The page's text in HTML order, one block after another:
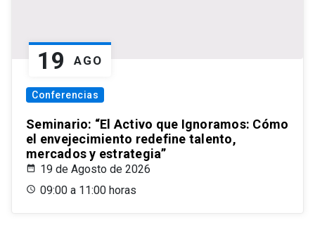
19 AGO
Conferencias
Seminario: “El Activo que Ignoramos: Cómo
el envejecimiento redefine talento,
mercados y estrategia”
19 de Agosto de 2026
09:00 a 11:00 horas